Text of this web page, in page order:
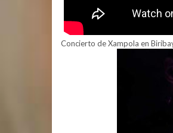
Concierto de Xampola en